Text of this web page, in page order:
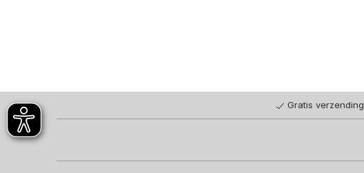
Gratis verzending